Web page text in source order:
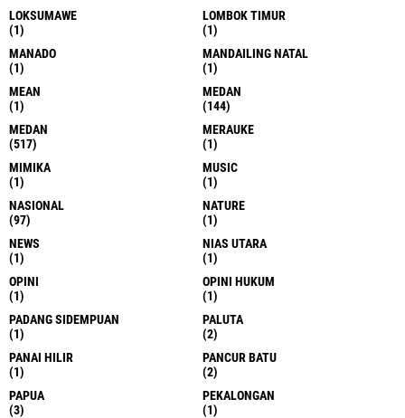
LOKSUMAWE
(1)
LOMBOK TIMUR
(1)
MANADO
(1)
MANDAILING NATAL
(1)
MEAN
(1)
MEDAN
(144)
MEDAN
(517)
MERAUKE
(1)
MIMIKA
(1)
MUSIC
(1)
NASIONAL
(97)
NATURE
(1)
NEWS
(1)
NIAS UTARA
(1)
OPINI
(1)
OPINI HUKUM
(1)
PADANG SIDEMPUAN
(1)
PALUTA
(2)
PANAI HILIR
(1)
PANCUR BATU
(2)
PAPUA
(3)
PEKALONGAN
(1)